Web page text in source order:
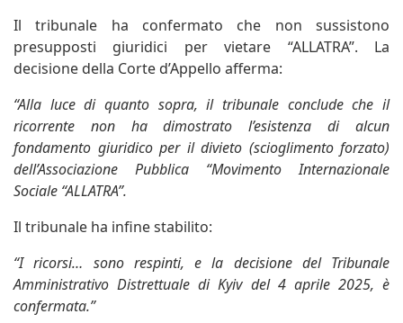
Il tribunale ha confermato che non sussistono
presupposti giuridici per vietare “ALLATRA”. La
decisione della Corte d’Appello afferma:
“Alla luce di quanto sopra, il tribunale conclude che il
ricorrente non ha dimostrato l’esistenza di alcun
fondamento giuridico per il divieto (scioglimento forzato)
dell’Associazione Pubblica “Movimento Internazionale
Sociale “ALLATRA”.
Il tribunale ha infine stabilito:
“I ricorsi… sono respinti, e la decisione del Tribunale
Amministrativo Distrettuale di Kyiv del 4 aprile 2025, è
confermata.”